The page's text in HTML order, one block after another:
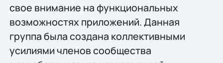
свое внимание на функциональных
возможностях приложений. Данная
группа была создана коллективными
усилиями членов сообщества